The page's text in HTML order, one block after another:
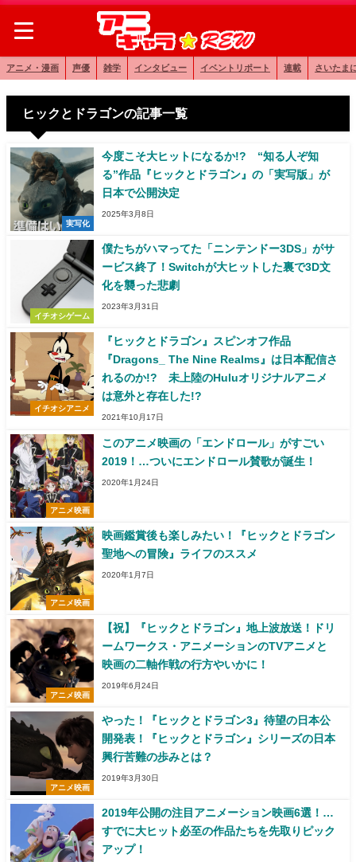
アニメ・漫画 声優 雑学 インタビュー イベントリポート 連載 さいたま
ヒックとドラゴンの記事一覧
実写化
今度こそ大ヒットになるか!? “知る人ぞ知
る”作品『ヒックとドラゴン』の「実写版」が
日本で公開決定
2025年3月8日
イチオシゲーム
僕たちがハマってた「ニンテンドー3DS」がサ
ービス終了！Switchが大ヒットした裏で3D文
化を襲った悲劇
2023年3月31日
イチオシアニメ
『ヒックとドラゴン』スピンオフ作品
『Dragons_ The Nine Realms』は日本配信さ
れるのか!? 未上陸のHuluオリジナルアニメ
は意外と存在した!?
2021年10月17日
アニメ映画
このアニメ映画の「エンドロール」がすごい
2019！…ついにエンドロール賛歌が誕生！
2020年1月24日
アニメ映画
映画鑑賞後も楽しみたい！『ヒックとドラゴン
聖地への冒険』ライフのススメ
2020年1月7日
アニメ映画
【祝】『ヒックとドラゴン』地上波放送！ドリ
ームワークス・アニメーションのTVアニメと
映画の二軸作戦の行方やいかに！
2019年6月24日
アニメ映画
やった！『ヒックとドラゴン3』待望の日本公
開発表！『ヒックとドラゴン』シリーズの日本
興行苦難の歩みとは？
2019年3月30日
2019年公開の注目アニメーション映画6選！…
すでに大ヒット必至の作品たちを先取りピック
アップ！